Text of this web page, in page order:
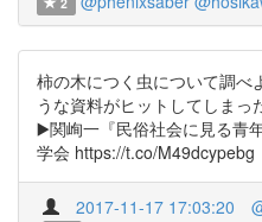
柿の木につく虫について調べ
うな資料がヒットしてしまっ
▶️関峋一『民俗社会に見る青
学会 https://t.co/M49dcypebg
2017-11-17 17:03:20